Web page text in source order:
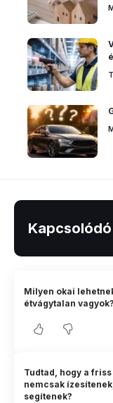
Milyen okai
étvágytalan vagyok?
Tudtad, hogy a
nemcsak
segítenek?